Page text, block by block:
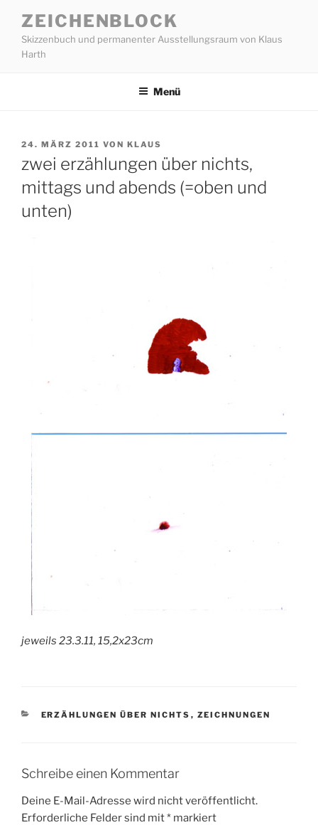
Inhalt
springen
ZEICHENBLOCK
Skizzenbuch und permanenter Ausstellungsraum von Klaus
Harth
Menü
VERÖFFENTLICHT
24. MÄRZ 2011 VON KLAUS
zwei erzählungen über nichts,
mittags und abends (=oben und
unten)
jeweils 23.3.11, 15,2x23cm
KATEGORIEN
ERZÄHLUNGEN ÜBER NICHTS , ZEICHNUNGEN
Schreibe einen Kommentar
Deine E-Mail-Adresse wird nicht veröffentlicht.
Erforderliche Felder sind mit* markiert